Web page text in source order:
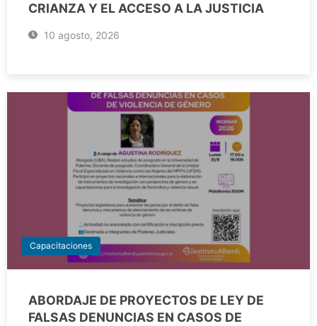
CRIANZA Y EL ACCESO A LA JUSTICIA
10 agosto, 2026
Capacitaciones
ABORDAJE DE PROYECTOS DE LEY DE
FALSAS DENUNCIAS EN CASOS DE